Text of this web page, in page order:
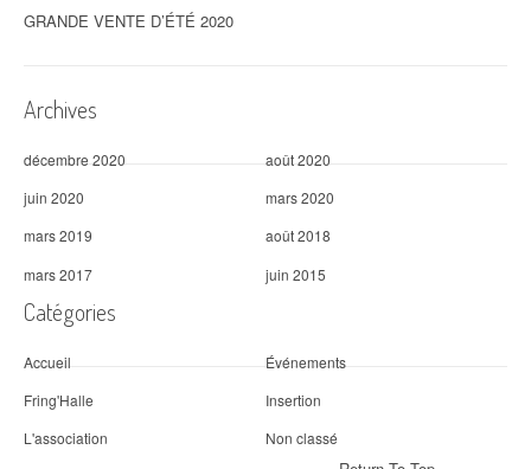
GRANDE VENTE D’ÉTÉ 2020
Archives
décembre 2020
août 2020
juin 2020
mars 2020
mars 2019
août 2018
mars 2017
juin 2015
Catégories
Accueil
Événements
Fring'Halle
Insertion
L'association
Non classé